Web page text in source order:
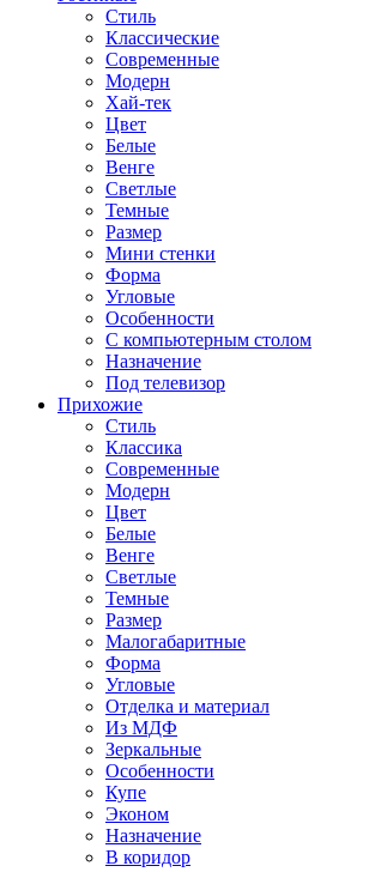
Стиль
Классические
Современные
Модерн
Хай-тек
Цвет
Белые
Венге
Светлые
Темные
Размер
Мини стенки
Форма
Угловые
Особенности
С компьютерным столом
Назначение
Под телевизор
Прихожие
Стиль
Классика
Современные
Модерн
Цвет
Белые
Венге
Светлые
Темные
Размер
Малогабаритные
Форма
Угловые
Отделка и материал
Из МДФ
Зеркальные
Особенности
Купе
Эконом
Назначение
В коридор